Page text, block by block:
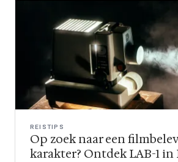
REISTIPS
Op zoek naar een
karakter? Ontdek LAB-1